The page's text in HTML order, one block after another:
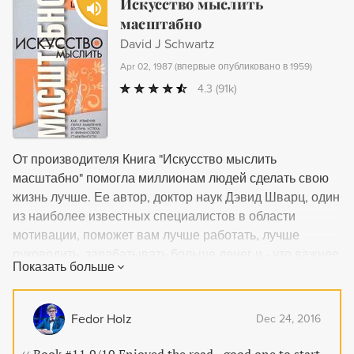
поддержки клиентов в настоящих фанатов сервиса,
отказавшись от традиционных инструментов.
Исследование, основанное на последних разработках
психологии, социологии и других наук, наглядно
показывает, что успешные изменения происходят не
случайно, а по конкретным шаблонам. Прочитав эту
книгу, вы сможете изменить к лучшему свою жизнь и
Искусство мыслить
масштабно
David J Schwartz
Apr 02, 1987 (впервые опубликовано в 1959)
4.3 (91k)
От производителя Книга "Искусство мыслить
масштабно" помогла миллионам людей сделать свою
жизнь лучше. Ее автор, доктор наук Дэвид Шварц, один
из наиболее известных специалистов в области
мотивации, поможет вам лучше работать, лучше
всего - почувствовать себя счастливыми и обрести
душевный покой. Автор дает не абстрактные советы, а
практические рекомендации, с помощью которых вы
сможете наладить свою трудовую деятельность,
личные отношения и общественную жизнь. Для
Показать больше
Fedor Holz Dec 24, 2016